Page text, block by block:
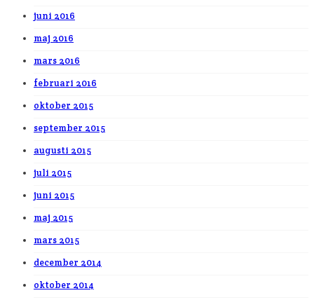
juni 2016
maj 2016
mars 2016
februari 2016
oktober 2015
september 2015
augusti 2015
juli 2015
juni 2015
maj 2015
mars 2015
december 2014
oktober 2014